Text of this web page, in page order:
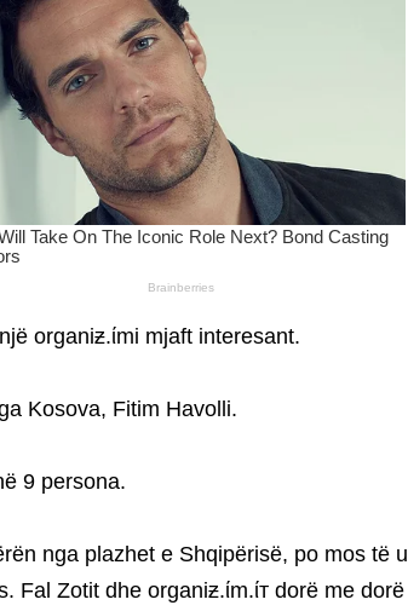
organiƶ.ίmi mjaft interesant.
Kosova, Fitim Havolli.
9 persona.
nga plazhet e Shqipërisë, po mos të u
Zotit dhe organiƶ.ίm.ίт dorë me dorë